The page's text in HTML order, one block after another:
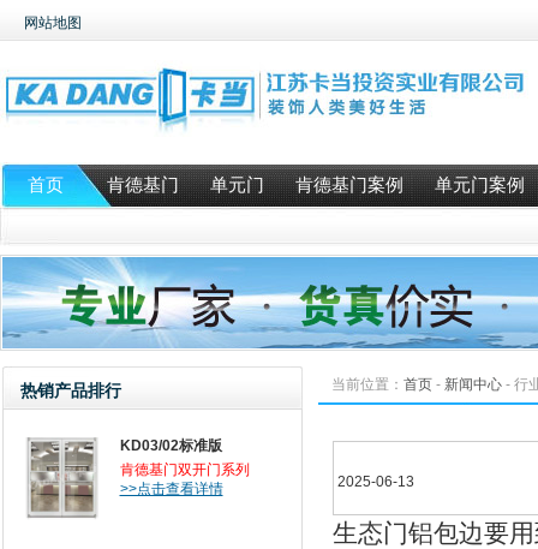
网站地图
首页 肯德基门 单元门 肯德基门案例 单元门案例
热销产品排行
KD03/02标准版
肯德基门双开门系列
>>点击查看详情
当前位置： 首页- 新闻中心- 行
2025-06-13
生态门铝包边要